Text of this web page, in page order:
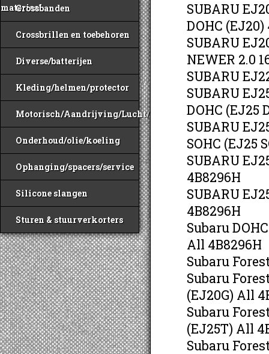
materiaal
Crossbanden
Crossbrillen en toebehoren
Diverse/batterijen
Kleding/helmen/protector
Motorisch/Aandrijving/Lucht/Benzine
Onderhoud/olie/koeling
Ophanging/spacers/service
Silicone slangen
Sturen & stuurverkorters
SUBARU
DOHC
SUBARU
NEWER 2.0
SUBARU
SUBARU
DOHC (EJ25
SUBARU
SOHC (EJ25
SUBARU
4B8296H
SUBARU
4B8296H
Subaru
All 4B8296H
Subaru
Subaru
(EJ20G) All
Subaru
(EJ25T) All
Subaru